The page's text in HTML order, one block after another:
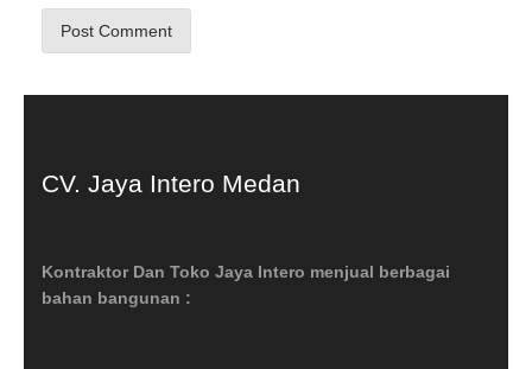
CV. Jaya Intero Medan
Kontraktor Dan Toko Jaya Intero menjual berbagai
bahan bangunan :